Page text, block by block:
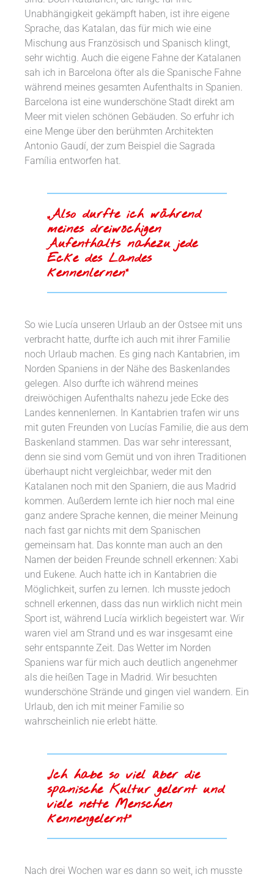
Unabhängigkeit gekämpft haben, ist ihre eigene
Sprache, das Katalan, das für mich wie eine
Mischung aus Französisch und Spanisch klingt,
sehr wichtig. Auch die eigene Fahne der Katalanen
sah ich in Barcelona öfter als die Spanische Fahne
während meines gesamten Aufenthalts in Spanien.
Barcelona ist eine wunderschöne Stadt direkt am
Meer mit vielen schönen Gebäuden. So erfuhr ich
eine Menge über den berühmten Architekten
Antonio Gaudí, der zum Beispiel die Sagrada
Família entworfen hat.
„Also durfte ich während
meines dreiwöchigen
Aufenthalts nahezu jede
Ecke des Landes
kennenlernen“
So wie Lucía unseren Urlaub an der Ostsee mit uns
verbracht hatte, durfte ich auch mit ihrer Familie
noch Urlaub machen. Es ging nach Kantabrien, im
Norden Spaniens in der Nähe des Baskenlandes
gelegen. Also durfte ich während meines
dreiwöchigen Aufenthalts nahezu jede Ecke des
Landes kennenlernen. In Kantabrien trafen wir uns
mit guten Freunden von Lucías Familie, die aus dem
Baskenland stammen. Das war sehr interessant,
denn sie sind vom Gemüt und von ihren Traditionen
überhaupt nicht vergleichbar, weder mit den
Katalanen noch mit den Spaniern, die aus Madrid
kommen. Außerdem lernte ich hier noch mal eine
ganz andere Sprache kennen, die meiner Meinung
nach fast gar nichts mit dem Spanischen
gemeinsam hat. Das konnte man auch an den
Namen der beiden Freunde schnell erkennen: Xabi
und Eukene. Auch hatte ich in Kantabrien die
Möglichkeit, surfen zu lernen. Ich musste jedoch
schnell erkennen, dass das nun wirklich nicht mein
Sport ist, während Lucía wirklich begeistert war. Wir
waren viel am Strand und es war insgesamt eine
sehr entspannte Zeit. Das Wetter im Norden
Spaniens war für mich auch deutlich angenehmer
als die heißen Tage in Madrid. Wir besuchten
wunderschöne Strände und gingen viel wandern. Ein
Urlaub, den ich mit meiner Familie so
wahrscheinlich nie erlebt hätte.
„Ich habe so viel über die
spanische Kultur gelernt und
viele nette Menschen
kennengelernt“
Nach drei Wochen war es dann so weit, ich musste